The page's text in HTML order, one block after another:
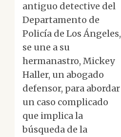
antiguo detective del
Departamento de
Policía de Los Ángeles,
se une a su
hermanastro, Mickey
Haller, un abogado
defensor, para abordar
un caso complicado
que implica la
búsqueda de la